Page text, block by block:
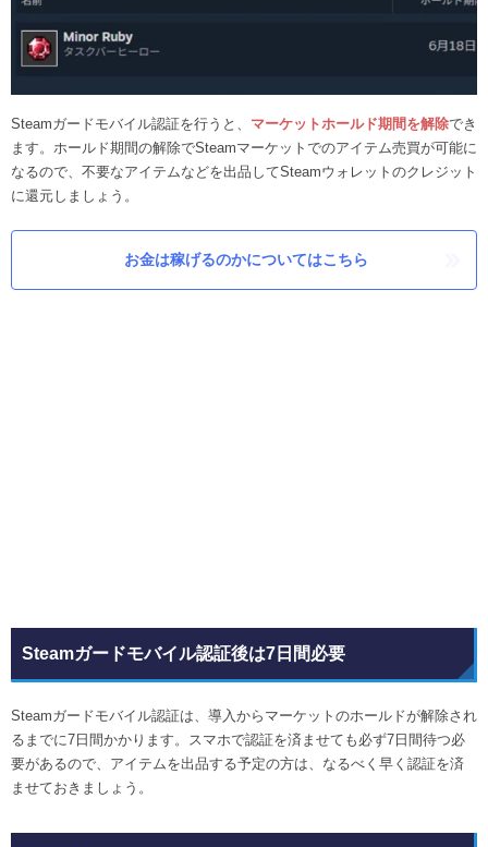
Steamガードモバイル認証を行うと、 マーケットホールド期間を解除でき
ます。ホールド期間の解除でSteamマーケットでのアイテム売買が可能に
なるので、不要なアイテムなどを出品してSteamウォレットのクレジット
に還元しましょう。
お金は稼げるのかについてはこちら
Steamガードモバイル認証後は7日間必要
Steamガードモバイル認証は、導入からマーケットのホールドが解除され
るまでに7日間かかります。スマホで認証を済ませても必ず7日間待つ必
要があるので、アイテムを出品する予定の方は、なるべく早く認証を済
ませておきましょう。